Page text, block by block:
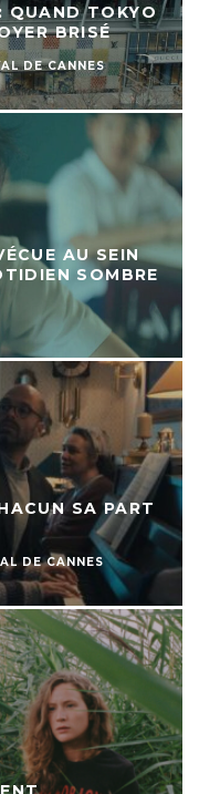
QUAND TOKYO
BRISÉ
DE CANNES
AU SEIN
SOMBRE
SA PART
DE CANNES